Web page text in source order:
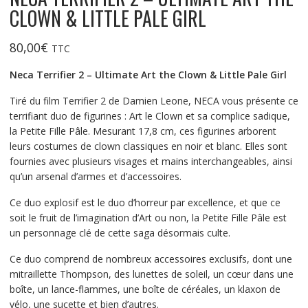
CLOWN & LITTLE PALE GIRL
80,00€ TTC
Neca Terrifier 2 – Ultimate Art the Clown & Little Pale Girl
Tiré du film Terrifier 2 de Damien Leone, NECA vous présente ce
terrifiant duo de figurines : Art le Clown et sa complice sadique,
la Petite Fille Pâle. Mesurant 17,8 cm, ces figurines arborent
leurs costumes de clown classiques en noir et blanc. Elles sont
fournies avec plusieurs visages et mains interchangeables, ainsi
qu’un arsenal d’armes et d’accessoires.
Ce duo explosif est le duo d’horreur par excellence, et que ce
soit le fruit de l’imagination d’Art ou non, la Petite Fille Pâle est
un personnage clé de cette saga désormais culte.
Ce duo comprend de nombreux accessoires exclusifs, dont une
mitraillette Thompson, des lunettes de soleil, un cœur dans une
boîte, un lance-flammes, une boîte de céréales, un klaxon de
vélo, une sucette et bien d’autres.